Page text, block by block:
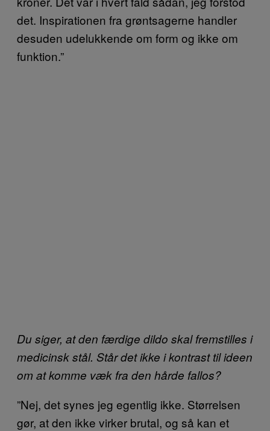
det. Inspirationen fra grøntsagerne handler
desuden udelukkende om form og ikke om
funktion.”
Du siger, at den færdige dildo skal fremstilles i
medicinsk stål. Står det ikke i kontrast til ideen
om at komme væk fra den hårde fallos?
”Nej, det synes jeg egentlig ikke. Størrelsen
gør, at den ikke virker brutal, og så kan et